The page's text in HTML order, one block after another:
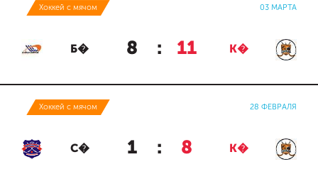
Хоккей с мячом 03 МАРТА
Б� 8 : 11 К�
Хоккей с мячом 28 ФЕВРАЛЯ
С� 1 : 8 К�